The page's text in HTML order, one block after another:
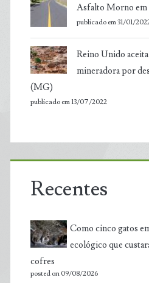
Asfalto Morno
publicado em 31/01/
Reino Unido
mineradora por
(MG)
publicado em 13/07/2022
Recentes
Como cinco gatos
ecológico que
cofres
posted on 09/08/2026